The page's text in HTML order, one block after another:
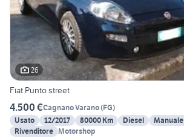
26
Fiat Punto street
4.500 €Cagnano Varano(FG)
Usato
12/2017 80000 Km Diesel Manuale
Rivenditore Motorshop